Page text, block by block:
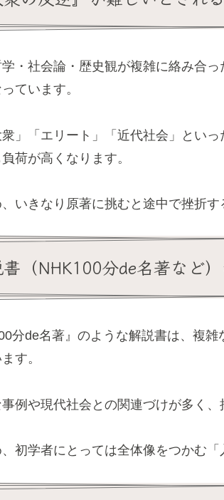
・社会論・歴史観が複雑に絡み合
ています。
」「エリート」「近代社会」とい
荷が高くなります。
いきなり原著に挑むと途中で挫折す
（NHK100分de名著など
分de名著』のような解説書は、複
す。
例や現代社会との関連づけが多く
初学者にとっては全体像をつかむ「